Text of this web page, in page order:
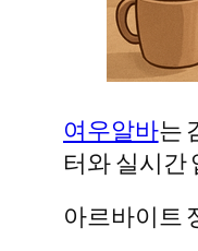
여우알바는
터와 실시간
아르바이트